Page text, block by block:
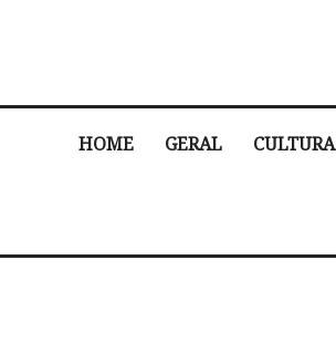
HOME GERAL CULTURA